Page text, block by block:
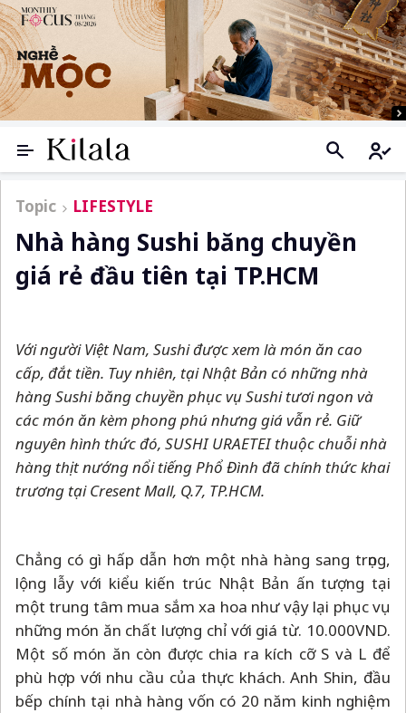
Topic LIFESTYLE
Nhà hàng Sushi băng chuyền
giá rẻ đầu tiên tại TP.HCM
Với người Việt Nam, Sushi được xem là món ăn cao
cấp, đắt tiền. Tuy nhiên, tại Nhật Bản có những nhà
hàng Sushi băng chuyền phục vụ Sushi tươi ngon và
các món ăn kèm phong phú nhưng giá vẫn rẻ. Giữ
nguyên hình thức đó, SUSHI URAETEI thuộc chuỗi nhà
hàng thịt nướng nổi tiếng Phổ Đình đã chính thức khai
trương tại Cresent Mall, Q.7, TP.HCM.
Chẳng có gì hấp dẫn hơn một nhà hàng sang trọng,
lộng lẫy với kiểu kiến trúc Nhật Bản ấn tượng tại
một trung tâm mua sắm xa hoa như vậy lại phục vụ
những món ăn chất lượng chỉ với giá từ. 10.000VND.
Một số món ăn còn được chia ra kích cỡ S và L để
phù hợp với nhu cầu của thực khách. Anh Shin, đầu
bếp chính tại nhà hàng vốn có 20 năm kinh nghiệm